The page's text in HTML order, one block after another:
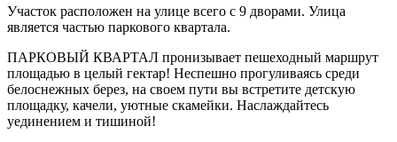
Участок расположен на улице всего с 9 дворами. Улица
является частью паркового квартала.
ПАРКОВЫЙ КВАРТАЛ пронизывает пешеходный маршрут
площадью в целый гектар! Неспешно прогуливаясь среди
белоснежных берез, на своем пути вы встретите детскую
площадку, качели, уютные скамейки. Наслаждайтесь
уединением и тишиной!